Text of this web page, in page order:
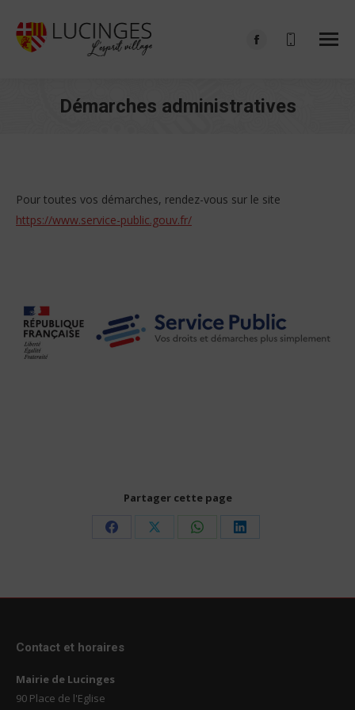
Facebook
in
Démarches administratives
Pour toutes vos démarches, rendez-vous sur le site
https://www.service-public.gouv.fr/
Partager cette page
Share
Share
Share
Share
Contact et horaires
Mairie de Lucinges
90 Place de l'Eglise